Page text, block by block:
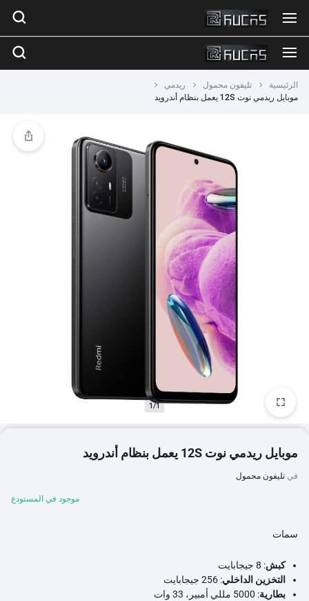
الرئيسية تليفون محمول
ريدمي
موبايل ريدمي نوت 12S يعمل بنظام أندرويد
1/1
موبايل ريدمي نوت 12S يعمل بنظام أندرويد
في تليفون محمول
موجود في المستودع
سمات
كبش: 8 جيجابايت
التخزين الداخلي: 256 جيجابايت
بطارية: 5000 مللي أمبير، 33 وات